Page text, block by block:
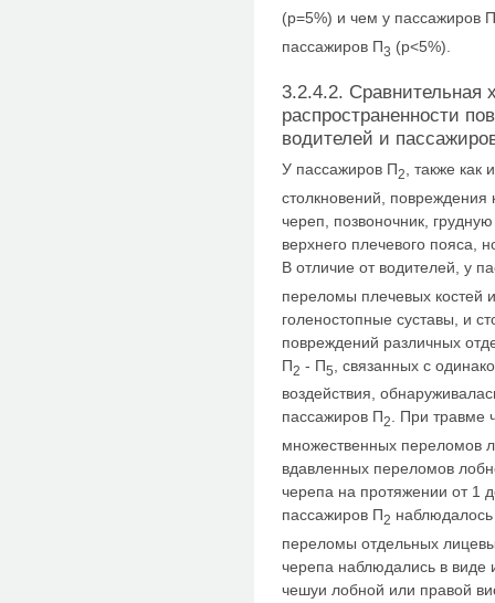
(p=5%) и чем у пассажиров П
пассажиров П3 (p<5%).
3.2.4.2. Сравнительная
распространенности
водителей и
У пассажиров П2
, также
столкновений, повреждения
череп, позвоночник,
верхнего плечевого пояса,
В отличие от водителей, у
переломы плечевых костей
голеностопные суставы, и
повреждений различных
П2 - П5
, связанных с
воздействия,
пассажиров П2. При травме
множественных переломов
вдавленных переломов
черепа на протяжении от 1
пассажиров П2
переломы отдельных
черепа наблюдались в
чешуи лобной или правой